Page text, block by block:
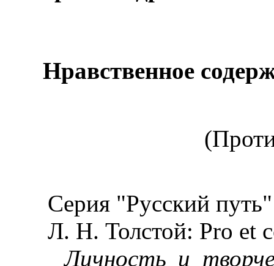
Нравственное
Серия "Русский путь"
Л. Н. Толстой: Pro et
Личность и